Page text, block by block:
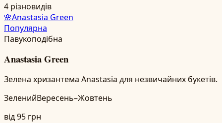
4 різновидів
🌸Anastasia Green
Популярна
Павукоподібна
Anastasia Green
Зелена хризантема Anastasia для незвичайних букетів.
ЗеленийВересень–Жовтень
від95 грн